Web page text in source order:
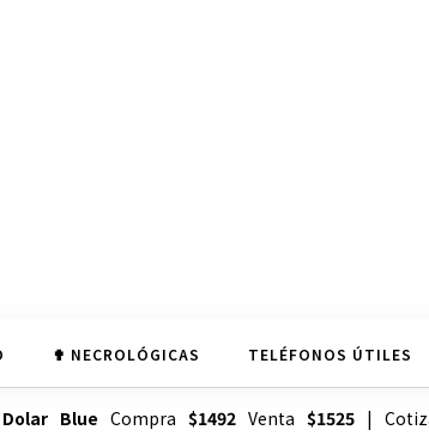
✟ NECROLÓGICAS TELÉFONOS ÚTILES
Dolar Blue Compra $1492Venta $1525|